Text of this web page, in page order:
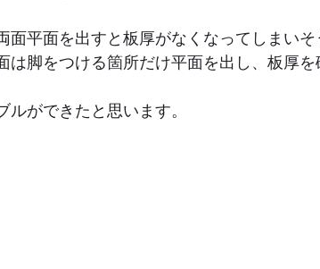
平面を出すと板厚がなくなってしまいそ
脚をつける箇所だけ平面を出し、板厚を
ができたと思います。